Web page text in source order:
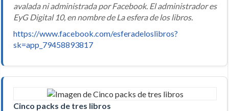
avalada ni administrada por Facebook. El administrador es
EyG Digital 10, en nombre de La esfera de los libros.
https://www.facebook.com/esferadeloslibros?
sk=app_79458893817
Cinco packs de tres libros